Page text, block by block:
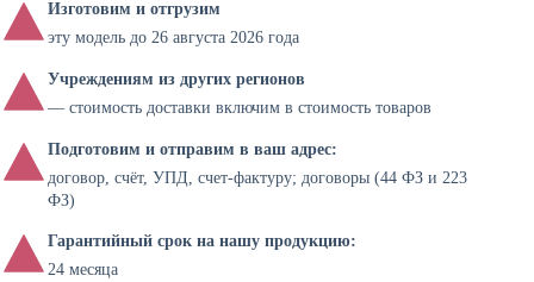
Изготовим и отгрузим
эту модель до 26 августа 2026 года
Учреждениям из других регионов
— стоимость доставки включим в стоимость товаров
Подготовим и отправим в ваш адрес:
договор, счёт, УПД, счет-фактуру; договоры (44 ФЗ и 223
ФЗ)
Гарантийный срок на нашу продукцию:
24 месяца